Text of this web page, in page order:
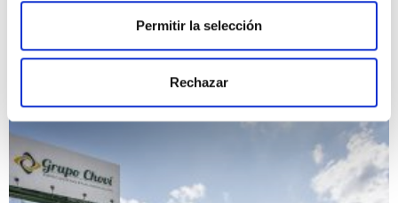
Permitir la selección
Rechazar
Seguimos avanzando hacia un modelo de
negocio más sostenible y responsable